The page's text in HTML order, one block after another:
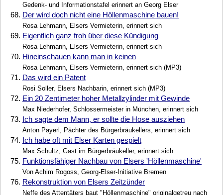
Gedenk- und Informationstafel erinnert an Georg Elser
68. Der wird doch nicht eine Höllenmaschine bauen!
Rosa Lehmann, Elsers Vermieterin, erinnert sich
69. Eigentlich ganz froh über diese Kündigung
Rosa Lehmann, Elsers Vermieterin, erinnert sich
70. Hineinschauen kann man in keinen
Rosa Lehmann, Elsers Vermieterin, erinnert sich (MP3)
71. Das wird ein Patent
Rosi Soller, Elsers Nachbarin, erinnert sich (MP3)
72. Ein 20 Zentimeter hoher Metallzylinder mit Gewinde
Max Niederhofer, Schlossermeister in München, erinnert sich
73. Ich sagte dem Mann, er sollte die Hose ausziehen
Anton Payerl, Pächter des Bürgerbräukellers, erinnert sich
74. Ich habe oft mit Elser Karten gespielt
Max Schultz, Gast im Bürgerbräukeller, erinnert sich
75. Funktionsfähiger Nachbau von Elsers 'Höllenmaschine'
Von Achim Rogoss, Georg-Elser-Initiative Bremen
76. Rekonstruktion von Elsers Zeitzünder
Neffe des Attentäters baut "Höllenmaschine" originalgetreu nach